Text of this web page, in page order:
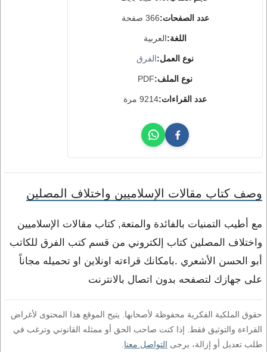
عدد الصفحات:366 صفحة
اللغة:العربية
نوع العمل:الفرق
نوع الملف:PDF
عدد القراءات:9214 مرة
وصف كتاب مقالات الإسلاميين واختلاف المصلين
مع أطيب التمنيات بالفائدة والمتعة, كتاب مقالات الإسلاميين
واختلاف المصلين كتاب إلكتروني من قسم كتب الفرق للكاتب
أبو الحسن الأشعري .بامكانك قراءته اونلاين او تحميله مجاناً
على جهازك لتصفحه بدون اتصال بالانترنت
حقوق الملكية الفكرية محفوظة لأصحابها. يتيح الموقع هذا المحتوى لأغراض
القراءة والتوثيق فقط. إذا كنت صاحب الحق أو ممثله القانوني وترغب في
طلب تعديل أو إزالة، يرجى التواصل معنا